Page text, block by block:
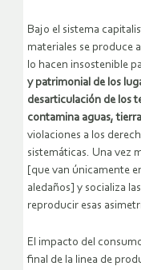
Bajo el sistema
materiales se produce
lo hacen insostenible
y patrimonial de los
desarticulación de los
contamina aguas,
violaciones a los
sistemáticas. Una vez
[que van únicamente
aledaños] y socializa
reproducir esas
El impacto del
final de la linea de